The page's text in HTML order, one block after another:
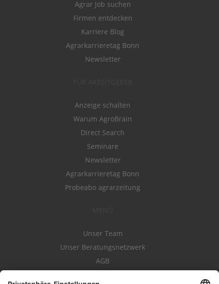
Agrar Job suchen
Firmen entdecken
Karriere Blog
Agrarkarrieretag Bonn
Newsletter
Anzeige schalten
Warum AgroBrain
Direct Search
Seminare
Newsletter
Agrarkarrieretag Bonn
Probeabo agrarzeitung
Unser Team
Unser Beratungsnetzwerk
AGB